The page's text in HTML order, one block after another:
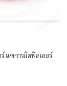
แต่การฉีดฟิลเลอร์